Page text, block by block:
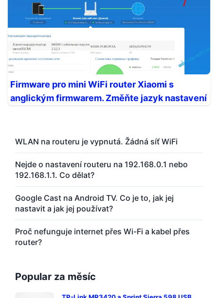
Firmware pro mini WiFi router Xiaomi s
anglickým firmwarem. Změňte jazyk nastavení
WLAN na routeru je vypnutá. Žádná síť WiFi
Nejde o nastavení routeru na 192.168.0.1 nebo
192.168.1.1. Co dělat?
Google Cast na Android TV. Co je to, jak jej
nastavit a jak jej používat?
Proč nefunguje internet přes Wi-Fi a kabel přes
router?
Popular za měsíc